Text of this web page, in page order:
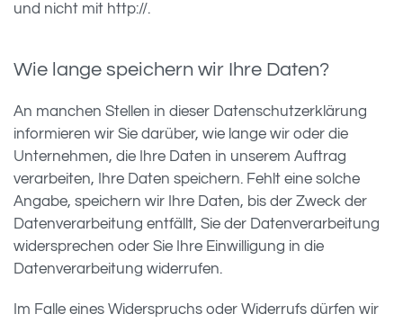
und nicht mit http://.
Wie lange speichern wir Ihre Daten?
An manchen Stellen in dieser Datenschutzerklärung
informieren wir Sie darüber, wie lange wir oder die
Unternehmen, die Ihre Daten in unserem Auftrag
verarbeiten, Ihre Daten speichern. Fehlt eine solche
Angabe, speichern wir Ihre Daten, bis der Zweck der
Datenverarbeitung entfällt, Sie der Datenverarbeitung
widersprechen oder Sie Ihre Einwilligung in die
Datenverarbeitung widerrufen.
Im Falle eines Widerspruchs oder Widerrufs dürfen wir